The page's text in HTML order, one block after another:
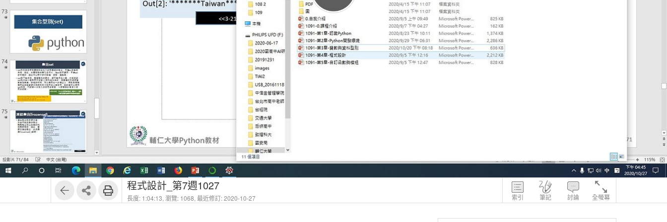
148
索引 筆記 討論 全螢幕
程式設計_第7週1027
長度: 1:04:13, 瀏覽: 1068, 最近修訂: 2020-10-27